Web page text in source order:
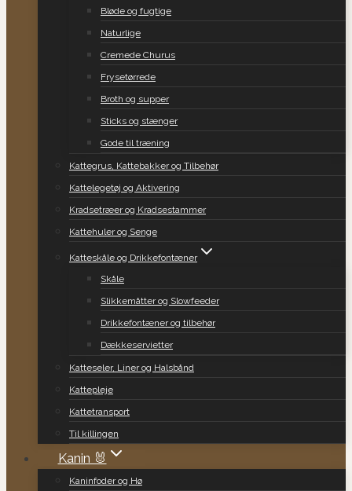
Bløde og fugtige
Naturlige
Cremede Churus
Frysetørrede
Broth og supper
Sticks og stænger
Gode til træning
Kattegrus, Kattebakker og Tilbehør
Kattelegetøj og Aktivering
Kradsetræer og Kradsestammer
Kattehuler og Senge
Katteskåle og Drikkefontæner
Skåle
Slikkemåtter og Slowfeeder
Drikkefontæner og tilbehør
Dækkeservietter
Katteseler, Liner og Halsbånd
Kattepleje
Kattetransport
Til killingen
Kanin 🐰
Kaninfoder og Hø